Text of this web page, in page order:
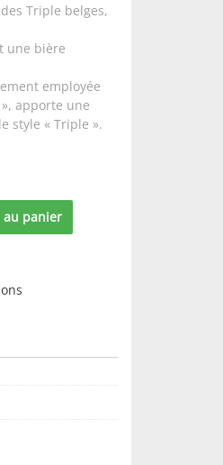
Triple belges,
une bière
employée
apporte une
style « Triple ».
au panier